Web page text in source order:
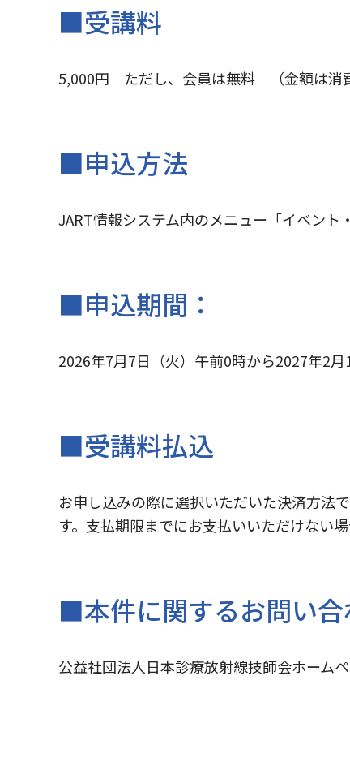
■受講料
5,000円 ただし、会員は無料 （金額は消
■申込方法
JART情報システム内のメニュー「イベント
■申込期間：
2026年7月7日（火）午前0時から2027年2
■受講料払込
お申し込みの際に選択いただいた決済方法
す。支払期限までにお支払いいただけない
■本件に関するお問い合
公益社団法人日本診療放射線技師会ホーム